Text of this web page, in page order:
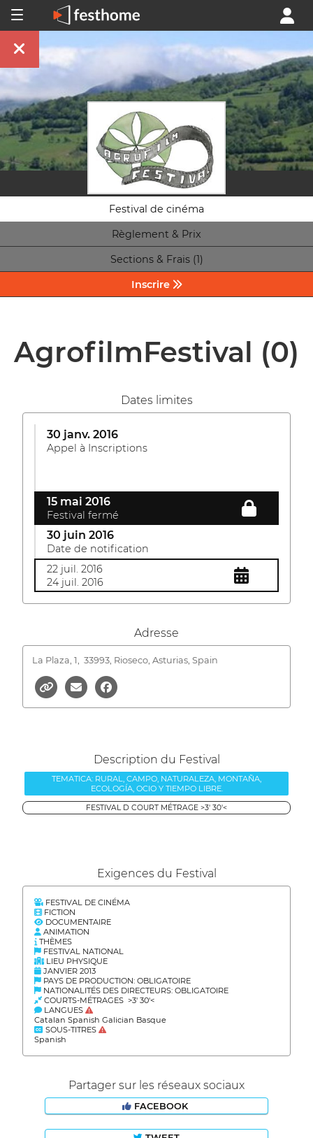
Festival de cinéma
Règlement & Prix
Sections & Frais (1)
Inscrire
AgrofilmFestival (0)
Dates limites
30 janv. 2016
Appel à Inscriptions
15 mai 2016
Festival fermé
30 juin 2016
Date de notification
22 juil. 2016
24 juil. 2016
Adresse
La Plaza, 1, 33993, Rioseco, Asturias, Spain
Description du Festival
TEMATICA: RURAL, CAMPO, NATURALEZA, MONTAÑA,
ECOLOGÍA, OCIO Y TIEMPO LIBRE.
FESTIVAL D COURT MÉTRAGE >3' 30'<
Exigences du Festival
FESTIVAL DE CINÉMA
FICTION
DOCUMENTAIRE
ANIMATION
THÈMES
FESTIVAL NATIONAL
LIEU PHYSIQUE
JANVIER 2013
PAYS DE PRODUCTION: OBLIGATOIRE
NATIONALITÉS DES DIRECTEURS: OBLIGATOIRE
COURTS-MÉTRAGES >3' 30'<
LANGUES
Catalan Spanish Galician Basque
SOUS-TITRES
Spanish
Partager sur les réseaux sociaux
FACEBOOK